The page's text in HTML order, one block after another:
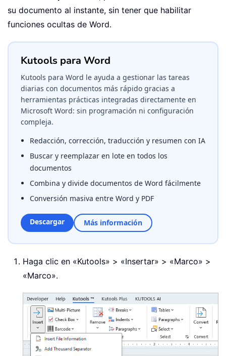
su documento al instante, sin tener que habilitar
funciones ocultas de Word.
Kutools para Word
Kutools para Word le ayuda a gestionar las tareas
diarias con documentos más rápido gracias a
herramientas prácticas integradas directamente en
Microsoft Word: sin programación ni configuración
compleja.
Redacción, corrección, traducción y resumen con IA
Buscar y reemplazar en lote en todos los
documentos
Combina y divide documentos de Word fácilmente
Conversión masiva entre Word y PDF
Descargar Más información
Haga clic en «Kutools» > «Insertar» > «Marco» >
«Marco».